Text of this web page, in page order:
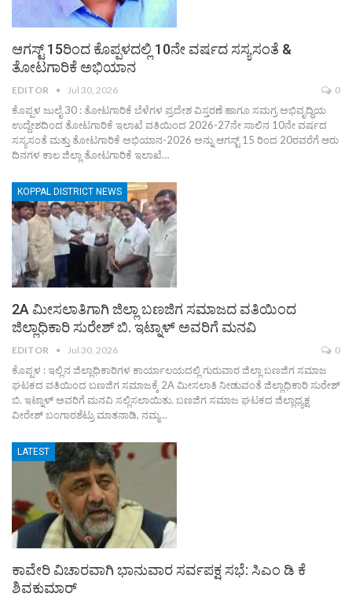
ಆಗಸ್ಟ್ 15ರಿಂದ ಕೊಪ್ಪಳದಲ್ಲಿ 10ನೇ ವರ್ಷದ ಸಸ್ಯಸಂತೆ &
ತೋಟಗಾರಿಕೆ ಅಭಿಯಾನ
EDITOR Jul 30, 2026 0
ಕೊಪ್ಪಳ ಜುಲೈ 30 : ತೋಟಗಾರಿಕೆ ಬೆಳೆಗಳ ಪ್ರದೇಶ ವಿಸ್ತರಣೆ ಹಾಗೂ ಸಮಗ್ರ ಅಭಿವೃದ್ಧಿಯ
ಉದ್ದೇಶದಿಂದ ತೋಟಗಾರಿಕೆ ಇಲಾಖೆ ವತಿಯಿಂದ 2026-27ನೇ ಸಾಲಿನ 10ನೇ ವರ್ಷದ
ಸಸ್ಯಸಂತೆ ಮತ್ತು ತೋಟಗಾರಿಕೆ ಅಭಿಯಾನ-2026 ಅನ್ನು ಆಗಸ್ಟ್ 15 ರಿಂದ 20ರವರೆಗೆ ಆರು
ದಿನಗಳ ಕಾಲ ಜಿಲ್ಲಾ ತೋಟಗಾರಿಕೆ ಇಲಾಖೆ…
KOPPAL DISTRICT NEWS
2A ಮೀಸಲಾತಿಗಾಗಿ ಜಿಲ್ಲಾ ಬಣಜಿಗ ಸಮಾಜದ ವತಿಯಿಂದ
ಜಿಲ್ಲಾಧಿಕಾರಿ ಸುರೇಶ್ ಬಿ. ಇಟ್ನಾಳ್ ಅವರಿಗೆ ಮನವಿ
EDITOR Jul 30, 2026 0
ಕೊಪ್ಪಳ : ಇಲ್ಲಿನ ಜಿಲ್ಲಾಧಿಕಾರಿಗಳ ಕಾರ್ಯಾಲಯದಲ್ಲಿ ಗುರುವಾರ ಜಿಲ್ಲಾ ಬಣಜಿಗ ಸಮಾಜ
ಘಟಕದ ವತಿಯಿಂದ ಬಣಜಿಗ ಸಮಾಜಕ್ಕೆ 2A ಮೀಸಲಾತಿ ನೀಡುವಂತೆ ಜಿಲ್ಲಾಧಿಕಾರಿ ಸುರೇಶ್
ಬಿ. ಇಟ್ನಾಳ್ ಅವರಿಗೆ ಮನವಿ ಸಲ್ಲಿಸಲಾಯಿತು. ಬಣಜಿಗ ಸಮಾಜ ಘಟಕದ ಜಿಲ್ಲಾಧ್ಯಕ್ಷ
ವೀರೇಶ್ ಬಂಗಾರಶೆಟ್ರು ಮಾತನಾಡಿ, ನಮ್ಮ…
LATEST
ಕಾವೇರಿ ವಿಚಾರವಾಗಿ ಭಾನುವಾರ ಸರ್ವಪಕ್ಷ ಸಭೆ: ಸಿಎಂ ಡಿ ಕೆ
ಶಿವಕುಮಾರ್